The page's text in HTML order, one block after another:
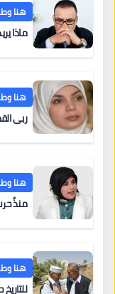
هنا
ماذا
هنا
ربى
هنا
منذُ
هنا